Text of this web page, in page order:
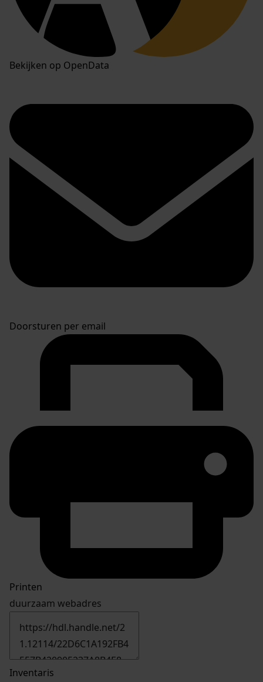
Bekijken op OpenData
Doorsturen per email
Printen
duurzaam webadres
Inventaris